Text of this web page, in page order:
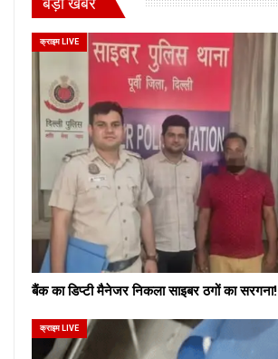
क्राइम LIVE
बैंक का डिप्टी मैनेजर निकला साइबर ठगों का सरगना!
क्राइम LIVE